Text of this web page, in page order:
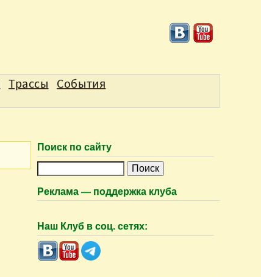
Трассы События
Поиск по сайту
и
к
Реклама — поддержка клуба
Наш Клуб в соц. сетях: